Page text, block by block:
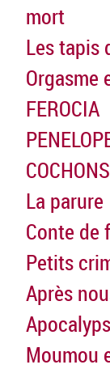
mort
Les tapis
Orgasme
FEROCIA
COCHONS
La parure
Conte de
Petits
Après
Moumou